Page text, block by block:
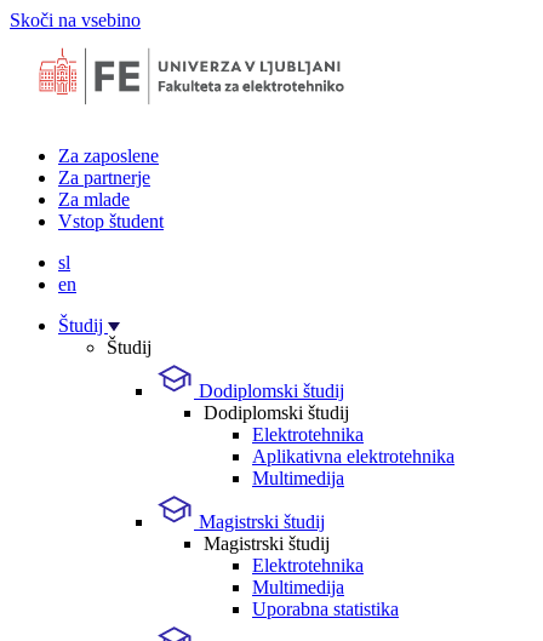
Skoči na vsebino
Za zaposlene
Za partnerje
Za mlade
Vstop študent
sl
en
Študij
Študij
Dodiplomski študij
Dodiplomski študij
Elektrotehnika
Aplikativna elektrotehnika
Multimedija
Magistrski študij
Magistrski študij
Elektrotehnika
Multimedija
Uporabna statistika